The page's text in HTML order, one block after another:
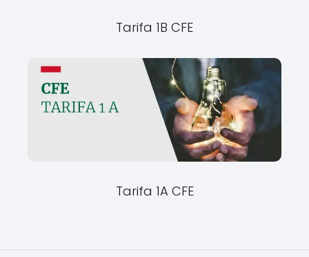
Tarifa 1B CFE
Tarifa 1A CFE